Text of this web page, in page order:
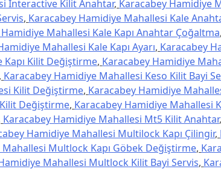
İnteractive Kilit Anahtar, Karacabey Hamidiye
, Karacabey Hamidiye Mahallesi Kale
Mahallesi Kale Kapı Anahtar Çoğaltma,
Mahallesi Kale Kapı Ayarı, Karacabey
Kapı Kilit Değiştirme, Karacabey Hamidiye
, Karacabey Hamidiye Mahallesi Keso Kilit Bayi
Kilit Değiştirme, Karacabey Hamidiye
Değiştirme, Karacabey Hamidiye Mahallesi
Karacabey Hamidiye Mahallesi Mt5 Kilit Anahtar,
Hamidiye Mahallesi Multilock Kapı Çilingir,
Multlock Kapı Göbek Değiştirme,
Mahallesi Multlock Kilit Bayi Servis,